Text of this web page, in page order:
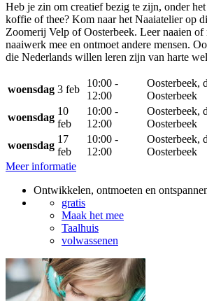
Heb je zin om creatief bezig te zijn, onder
koffie of thee? Kom naar het Naaiatelier op
Zoomerij Velp of Oosterbeek. Leer naaien of
naaiwerk mee en ontmoet andere mensen.
die Nederlands willen leren zijn van harte
woensdag 3 feb
10:00 -
12:00
Oosterbeek,
Oosterbeek
woensdag
10
feb
10:00 -
12:00
Oosterbeek,
Oosterbeek
woensdag
17
feb
10:00 -
12:00
Oosterbeek,
Oosterbeek
Meer informatie
Ontwikkelen, ontmoeten en
gratis
Maak het mee
Taalhuis
volwassenen